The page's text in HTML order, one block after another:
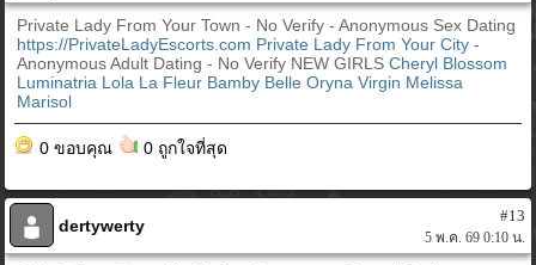
Private Lady From Your Town - No Verify - Anonymous Sex Dating
https://PrivateLadyEscorts.com Private Lady From Your City-
Anonymous Adult Dating - No Verify NEW GIRLSCheryl Blossom
Luminatria Lola La Fleur Bamby Belle Oryna Virgin Melissa
Marisol
0 ขอบคุณ 0 ถูกใจที่สุด
dertywerty
#13
5 พ.ค. 69 0:10 น.